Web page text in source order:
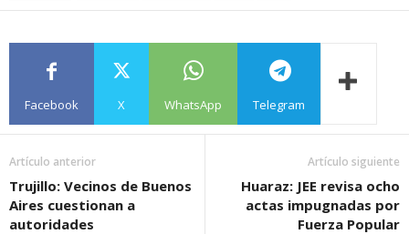
Facebook X WhatsApp Telegram
Artículo anterior
Trujillo: Vecinos de Buenos
Aires cuestionan a
autoridades
Artículo siguiente
Huaraz: JEE revisa ocho
actas impugnadas por
Fuerza Popular